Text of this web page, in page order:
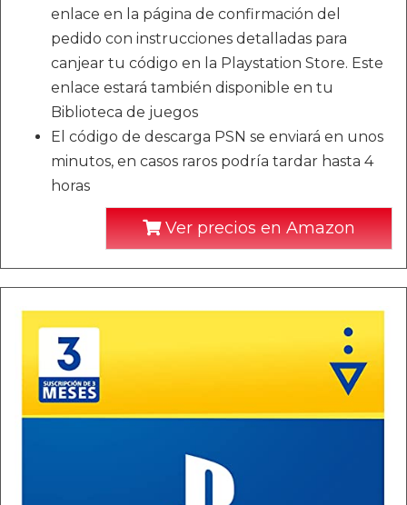
enlace en la página de confirmación del
pedido con instrucciones detalladas para
canjear tu código en la Playstation Store. Este
enlace estará también disponible en tu
Biblioteca de juegos
El código de descarga PSN se enviará en unos
minutos, en casos raros podría tardar hasta 4
horas
Ver precios en Amazon